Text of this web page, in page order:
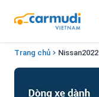
Trang chủ Nissan2022